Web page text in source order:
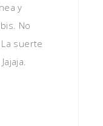
y
No
suerte